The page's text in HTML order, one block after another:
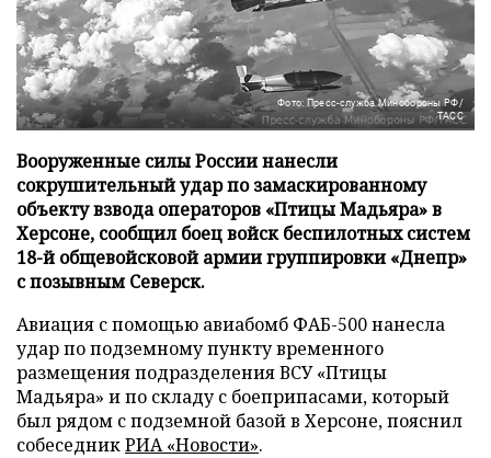
Фото: Пресс-служба Минобороны РФ/
ТАСС
Вооруженные силы России нанесли
сокрушительный удар по замаскированному
объекту взвода операторов «Птицы Мадьяра» в
Херсоне, сообщил боец войск беспилотных систем
18-й общевойсковой армии группировки «Днепр»
с позывным Северск.
Авиация с помощью авиабомб ФАБ-500 нанесла
удар по подземному пункту временного
размещения подразделения ВСУ «Птицы
Мадьяра» и по складу с боеприпасами, который
был рядом с подземной базой в Херсоне, пояснил
собеседникРИА «Новости».